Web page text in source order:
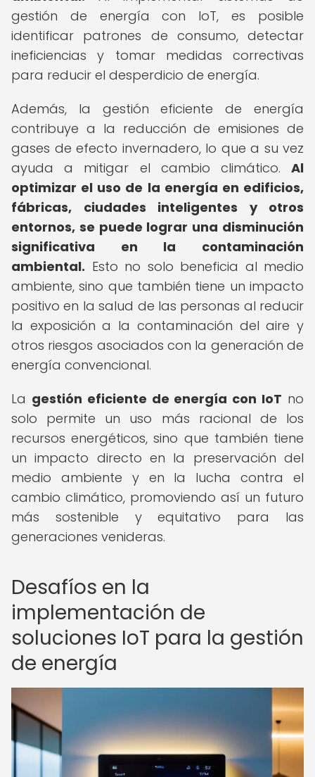
gestión de energía con IoT, es posible
identificar patrones de consumo, detectar
ineficiencias y tomar medidas correctivas
para reducir el desperdicio de energía.
Además, la gestión eficiente de energía
contribuye a la reducción de emisiones de
gases de efecto invernadero, lo que a su vez
ayuda a mitigar el cambio climático. Al
optimizar el uso de la energía en edificios,
fábricas, ciudades inteligentes y otros
entornos, se puede lograr una disminución
significativa en la contaminación
ambiental. Esto no solo beneficia al medio
ambiente, sino que también tiene un impacto
positivo en la salud de las personas al reducir
la exposición a la contaminación del aire y
otros riesgos asociados con la generación de
energía convencional.
La gestión eficiente de energía con IoT no
solo permite un uso más racional de los
recursos energéticos, sino que también tiene
un impacto directo en la preservación del
medio ambiente y en la lucha contra el
cambio climático, promoviendo así un futuro
más sostenible y equitativo para las
generaciones venideras.
Desafíos en la
implementación de
soluciones IoT para la gestión
de energía